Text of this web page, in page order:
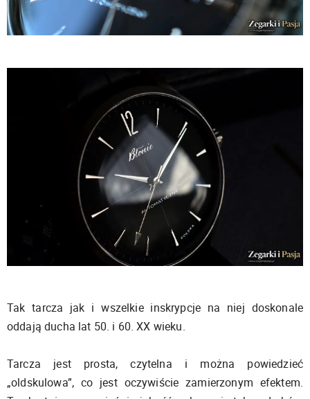
Tak tarcza jak i wszelkie inskrypcje na niej doskonale
oddają ducha lat 50. i 60. XX wieku.
Tarcza jest prosta, czytelna i można powiedzieć
„oldskulowa”, co jest oczywiście zamierzonym efektem.